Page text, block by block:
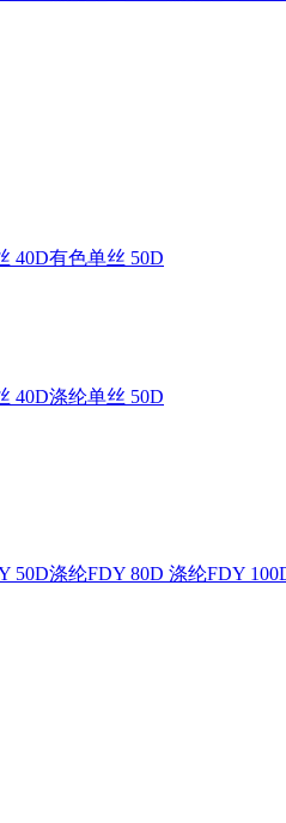
40D有色单丝 50D
40D涤纶单丝 50D
50D涤纶FDY 80D 涤纶FDY